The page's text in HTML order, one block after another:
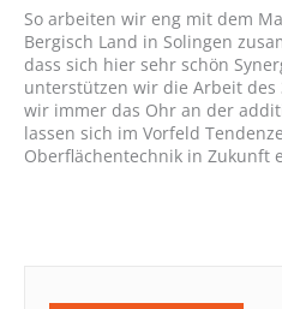
So arbeiten wir eng mit dem
Bergisch Land in Solingen
dass sich hier sehr schön
unterstützen wir die Arbeit des
wir immer das Ohr an der
lassen sich im Vorfeld
Oberflächentechnik in Zukunft